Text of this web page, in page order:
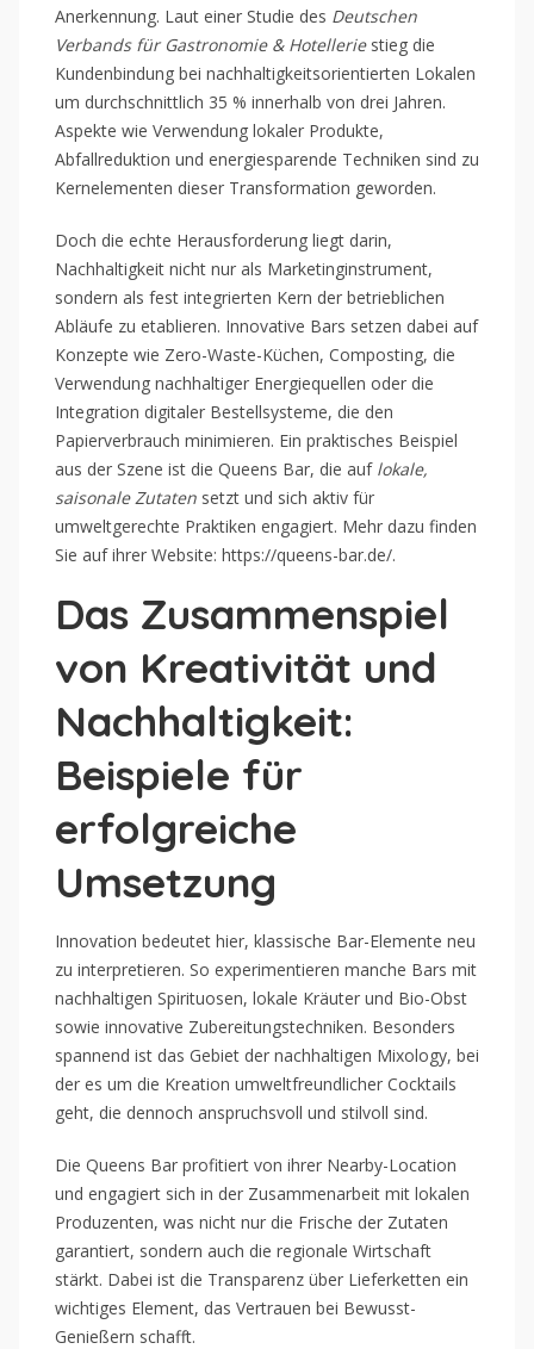
Anerkennung. Laut einer Studie des Deutschen
Verbands für Gastronomie & Hotelleriestieg die
Kundenbindung bei nachhaltigkeitsorientierten Lokalen
um durchschnittlich 35 % innerhalb von drei Jahren.
Aspekte wie Verwendung lokaler Produkte,
Abfallreduktion und energiesparende Techniken sind zu
Kernelementen dieser Transformation geworden.
Doch die echte Herausforderung liegt darin,
Nachhaltigkeit nicht nur als Marketinginstrument,
sondern als fest integrierten Kern der betrieblichen
Abläufe zu etablieren. Innovative Bars setzen dabei auf
Konzepte wie Zero-Waste-Küchen, Composting, die
Verwendung nachhaltiger Energiequellen oder die
Integration digitaler Bestellsysteme, die den
Papierverbrauch minimieren. Ein praktisches Beispiel
aus der Szene ist die Queens Bar, die auf lokale,
saisonale Zutaten setzt und sich aktiv für
umweltgerechte Praktiken engagiert. Mehr dazu finden
Sie auf ihrer Website: https://queens-bar.de/.
Das Zusammenspiel
von Kreativität und
Nachhaltigkeit:
Beispiele für
erfolgreiche
Umsetzung
Innovation bedeutet hier, klassische Bar-Elemente neu
zu interpretieren. So experimentieren manche Bars mit
nachhaltigen Spirituosen, lokale Kräuter und Bio-Obst
sowie innovative Zubereitungstechniken. Besonders
spannend ist das Gebiet der nachhaltigen Mixology, bei
der es um die Kreation umweltfreundlicher Cocktails
geht, die dennoch anspruchsvoll und stilvoll sind.
Die Queens Bar profitiert von ihrer Nearby-Location
und engagiert sich in der Zusammenarbeit mit lokalen
Produzenten, was nicht nur die Frische der Zutaten
garantiert, sondern auch die regionale Wirtschaft
stärkt. Dabei ist die Transparenz über Lieferketten ein
wichtiges Element, das Vertrauen bei Bewusst-
Genießern schafft.